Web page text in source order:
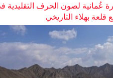
عُمانية لصون الحرف التقليدية
قلعة بهلاء التاريخي